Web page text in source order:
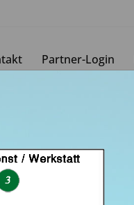
Partner-Login
(in Fellbach)